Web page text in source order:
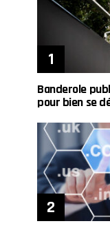
Banderole
pour bien se